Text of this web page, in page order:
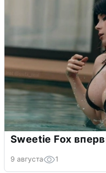
Sweetie Fox
9 августа 1